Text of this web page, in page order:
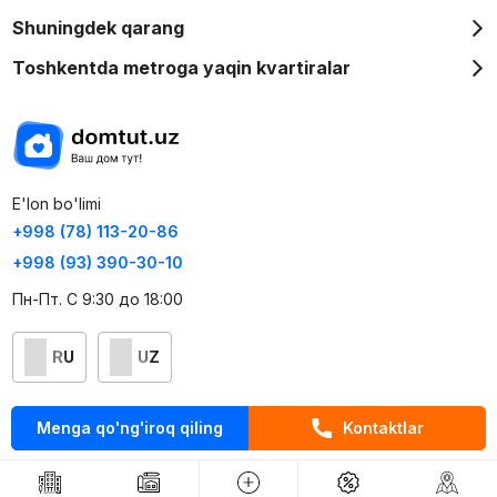
Menga qo'ng'iroq qiling Kontaktlar
Shuningdek qarang
Toshkentda metroga yaqin kvartiralar
E'lon bo'limi
+998 (78) 113-20-86
+998 (93) 390-30-10
Пн-Пт. С 9:30 до 18:00
RU UZ
Kontaktlar
loyiha haqida